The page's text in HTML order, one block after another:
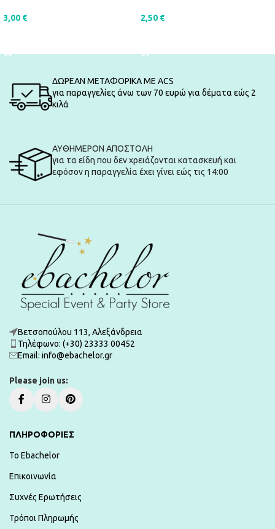
3,00 € 2,50 €
ΔΩΡΕΑΝ ΜΕΤΑΦΟΡΙΚΑ ΜΕ ACS
για παραγγελίες άνω των 70 ευρώ για δέματα εώς 2
κιλά
ΑΥΘΗΜΕΡΟΝ ΑΠΟΣΤΟΛΗ
για τα είδη που δεν χρειάζονται κατασκευή και
εφόσον η παραγγελία έχει γίνει εώς τις 14:00
Βετσοπούλου 113, Αλεξάνδρεια
Τηλέφωνο: (+30) 23333 00452
Εmail: info@ebachelor.gr
Please join us:
ΠΛΗΡΟΦΟΡΙΕΣ
To Ebachelor
Επικοινωνία
Συχνές Ερωτήσεις
Τρόποι Πληρωμής